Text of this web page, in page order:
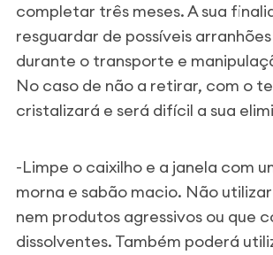
completar três meses. A sua
resguardar de possíveis
durante o transporte e
No caso de não a retirar, com o
cristalizará e será difícil a sua
-Limpe o caixilho e a janela com
morna e sabão macio. Não
nem produtos agressivos ou que
dissolventes. Também poderá